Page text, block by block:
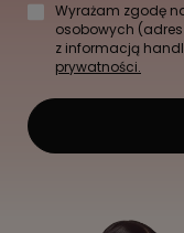
Wyrażam zgodę
osobowych
z informacją
prywatności.